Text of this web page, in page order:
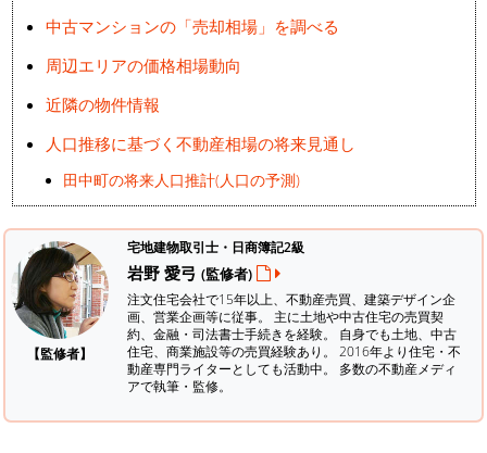
中古マンションの「売却相場」を調べる
周辺エリアの価格相場動向
近隣の物件情報
人口推移に基づく不動産相場の将来見通し
田中町の将来人口推計(人口の予測)
【監修者】
宅地建物取引士・日商簿記2級
岩野 愛弓 (監修者)
注文住宅会社で15年以上、不動産売買、建築デザイン企
画、営業企画等に従事。 主に土地や中古住宅の売買契
約、金融・司法書士手続きを経験。 自身でも土地、中古
住宅、商業施設等の売買経験あり。 2016年より住宅・不
動産専門ライターとしても活動中。 多数の不動産メディ
アで執筆・監修。